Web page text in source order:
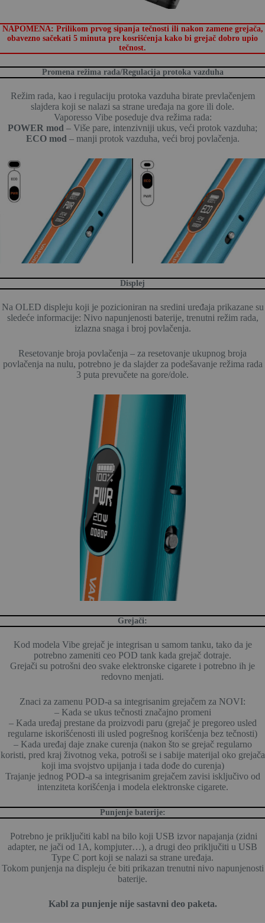
NAPOMENA: Prilikom prvog sipanja tečnosti ili nakon zamene grejača,
obavezno sačekati 5 minuta pre kosrišćenja kako bi grejač dobro upio
tečnost.
Promena režima rada/Regulacija protoka vazduha
Režim rada, kao i regulaciju protoka vazduha birate prevlačenjem
slajdera koji se nalazi sa strane uređaja na gore ili dole.
Vaporesso Vibe poseduje dva režima rada:
POWER mod – Više pare, intenzivniji ukus, veći protok vazduha;
ECO mod – manji protok vazduha, veći broj povlačenja.
Displej
Na OLED displeju koji je pozicioniran na sredini uređaja prikazane su
sledeće informacije: Nivo napunjenosti baterije, trenutni režim rada,
izlazna snaga i broj povlačenja.
Resetovanje broja povlačenja – za resetovanje ukupnog broja
povlačenja na nulu, potrebno je da slajder za podešavanje režima rada
3 puta prevučete na gore/dole.
Grejači:
Kod modela Vibe grejač je integrisan u samom tanku, tako da je
potrebno zameniti ceo POD tank kada grejač dotraje.
Grejači su potrošni deo svake elektronske cigarete i potrebno ih je
redovno menjati.
Znaci za zamenu POD-a sa integrisanim grejačem za NOVI:
– Kada se ukus tečnosti značajno promeni
– Kada uređaj prestane da proizvodi paru (grejač je pregoreo usled
regularne iskorišćenosti ili usled pogrešnog korišćenja bez tečnosti)
– Kada uređaj daje znake curenja (nakon što se grejač regularno
koristi, pred kraj životnog veka, potroši se i sabije materijal oko grejača
koji ima svojstvo upijanja i tada dođe do curenja)
Trajanje jednog POD-a sa integrisanim grejačem zavisi isključivo od
intenziteta korišćenja i modela elektronske cigarete.
Punjenje baterije:
Potrebno je priključiti kabl na bilo koji USB izvor napajanja (zidni
adapter, ne jači od 1A, kompjuter…), a drugi deo priključiti u USB
Type C port koji se nalazi sa strane uređaja.
Tokom punjenja na displeju će biti prikazan trenutni nivo napunjenosti
baterije.
Kabl za punjenje nije sastavni deo paketa.